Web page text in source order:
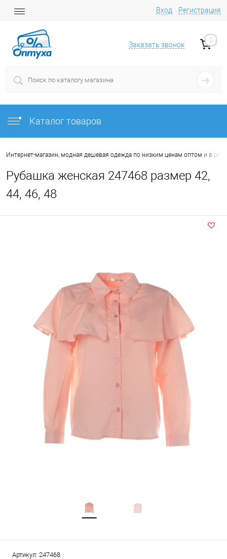
Вход Регистрация
Заказать звонок
0
Каталог товаров
Интернет-магазин, модная дешевая одежда по низким ценам оптом и в
Рубашка женская 247468 размер 42,
44, 46, 48
Артикул: 247468